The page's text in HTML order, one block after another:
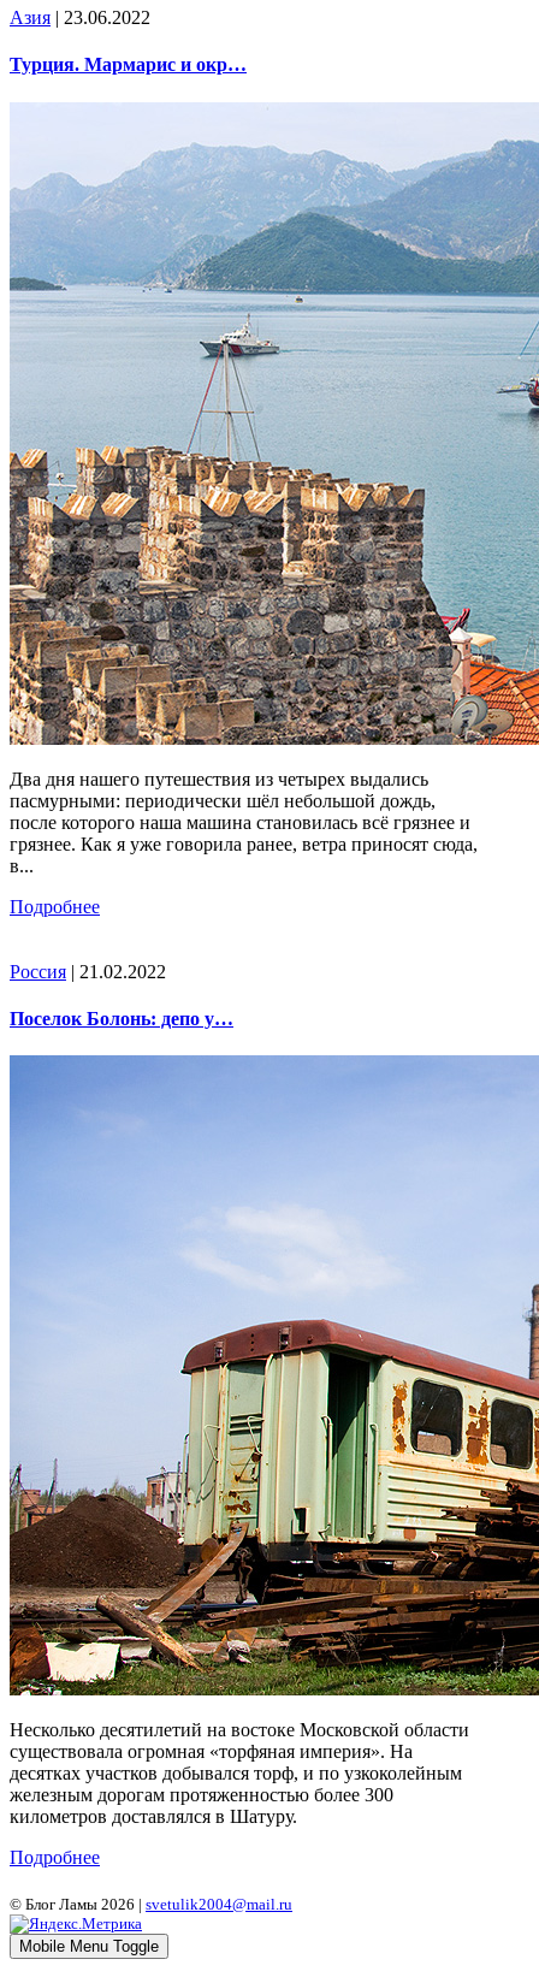
Азия | 23.06.2022
Турция. Мармарис и окр…
Два дня нашего путешествия из четырех выдались
пасмурными: периодически шёл небольшой дождь,
после которого наша машина становилась всё грязнее и
грязнее. Как я уже говорила ранее, ветра приносят сюда,
в...
Подробнее
Россия | 21.02.2022
Поселок Болонь: депо у…
Несколько десятилетий на востоке Московской области
существовала огромная «торфяная империя». На
десятках участков добывался торф, и по узкоколейным
железным дорогам протяженностью более 300
километров доставлялся в Шатуру.
Подробнее
© Блог Ламы 2026 | svetulik2004@mail.ru
Mobile Menu Toggle